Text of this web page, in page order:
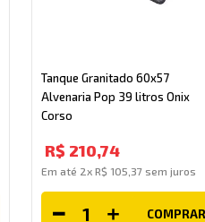
Tanque Granitado 60x57
Alvenaria Pop 39 litros Onix
Corso
R$ 210,74
Em até 2xR$ 105 37 sem juros
COMPRAR